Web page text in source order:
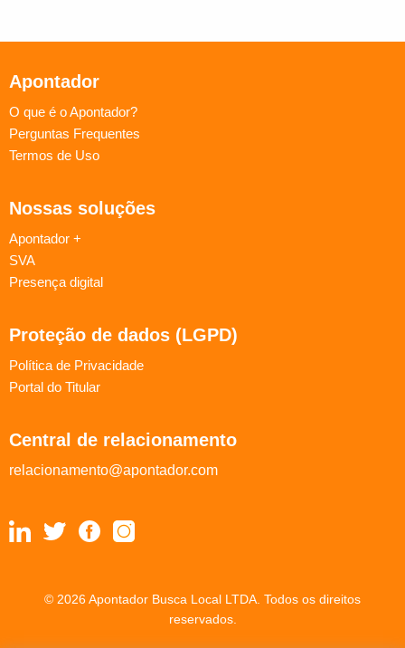
Apontador
O que é o Apontador?
Perguntas Frequentes
Termos de Uso
Nossas soluções
Apontador +
SVA
Presença digital
Proteção de dados (LGPD)
Política de Privacidade
Portal do Titular
Central de relacionamento
relacionamento@apontador.com
© 2026 Apontador Busca Local LTDA. Todos os direitos
reservados.